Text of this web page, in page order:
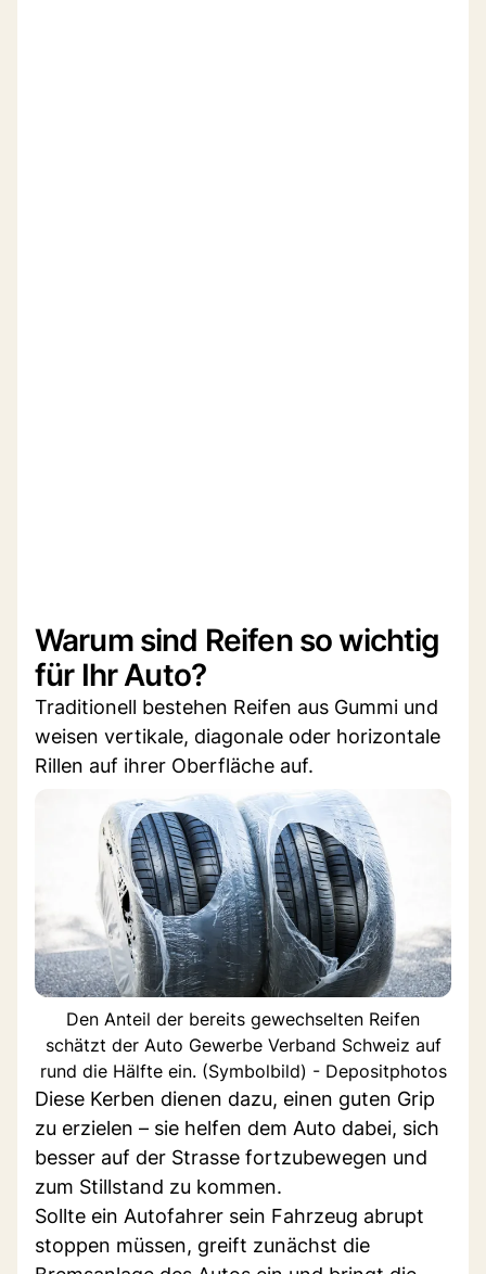
Warum sind Reifen so wichtig
für Ihr Auto?
Traditionell bestehen Reifen aus Gummi und
weisen vertikale, diagonale oder horizontale
Rillen auf ihrer Oberfläche auf.
Den Anteil der bereits gewechselten Reifen
schätzt der Auto Gewerbe Verband Schweiz auf
rund die Hälfte ein. (Symbolbild) - Depositphotos
Diese Kerben dienen dazu, einen guten Grip
zu erzielen – sie helfen dem Auto dabei, sich
besser auf der Strasse fortzubewegen und
zum Stillstand zu kommen.
Sollte ein Autofahrer sein Fahrzeug abrupt
stoppen müssen, greift zunächst die